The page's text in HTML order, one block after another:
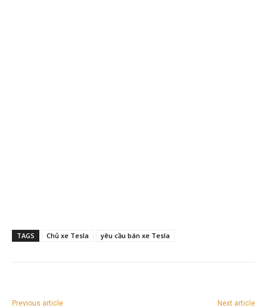
TAGS Chủ xe Tesla yêu cầu bán xe Tesla
Previous article Next article